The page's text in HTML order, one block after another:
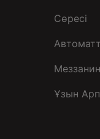
Сөресі
Ұзын